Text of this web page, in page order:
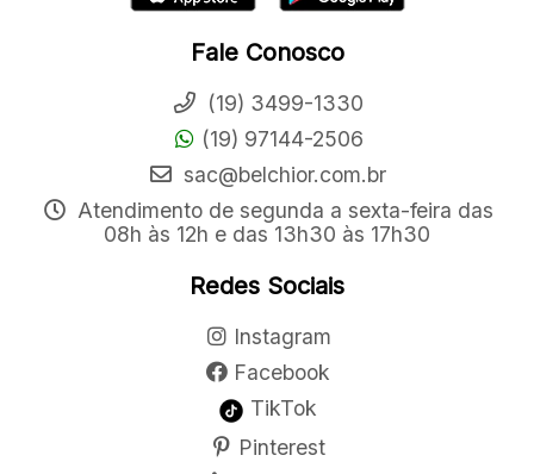
Fale Conosco
(19) 3499-1330
(19) 97144-2506
sac@belchior.com.br
Atendimento de segunda a sexta-feira das
08h às 12h e das 13h30 às 17h30
Redes Sociais
Instagram
Facebook
TikTok
Pinterest